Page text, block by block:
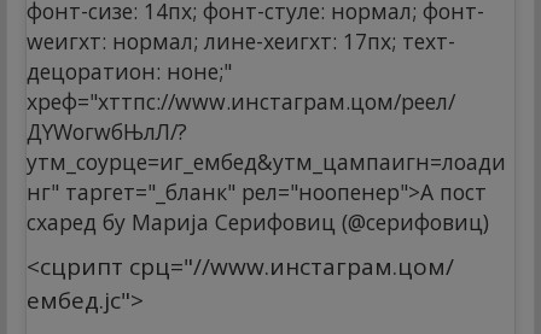
фонт-сизе: 14пx; фонт-стyле: нормал; фонт-
wеигхт: нормал; лине-хеигхт: 17пx; теxт-
децоратион: ноне;"
хреф="хттпс://www.инстаграм.цом/реел/
ДYWогwбЊлЛ/?
утм_соурце=иг_ембед&утм_цампаигн=лоади
нг" таргет="_бланк" рел="ноопенер">А пост
схаред бy Марија Серифовиц (@серифовиц)
<сцрипт срц="//www.инстаграм.цом/
ембед.јс">